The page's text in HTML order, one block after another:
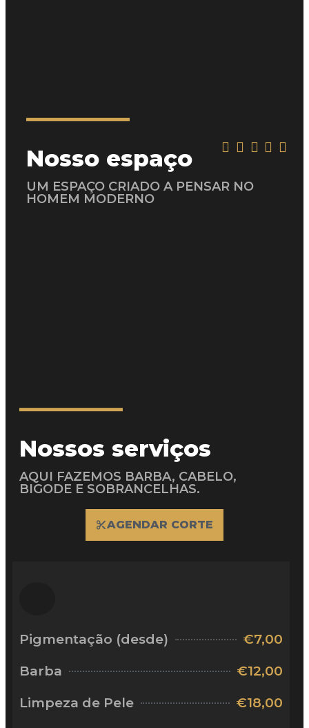
Nosso espaço
UM ESPAÇO CRIADO A PENSAR NO
HOMEM MODERNO
Nossos serviços
AQUI FAZEMOS BARBA, CABELO,
BIGODE E SOBRANCELHAS.
AGENDAR CORTE
Pigmentação (desde)
€7,00
Barba
€12,00
Limpeza de Pele
€18,00